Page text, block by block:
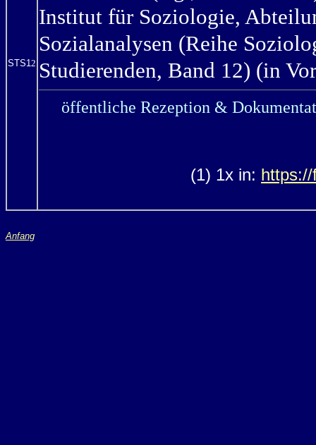
STS12
Institut für Soziologie,
Sozialanalysen (Reihe
Studierenden, Band 12) (in
öffentliche Rezeption &
(1) 1x in:
Anfang